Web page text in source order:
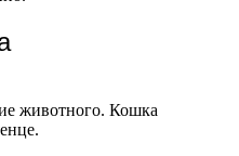
животного. Кошка